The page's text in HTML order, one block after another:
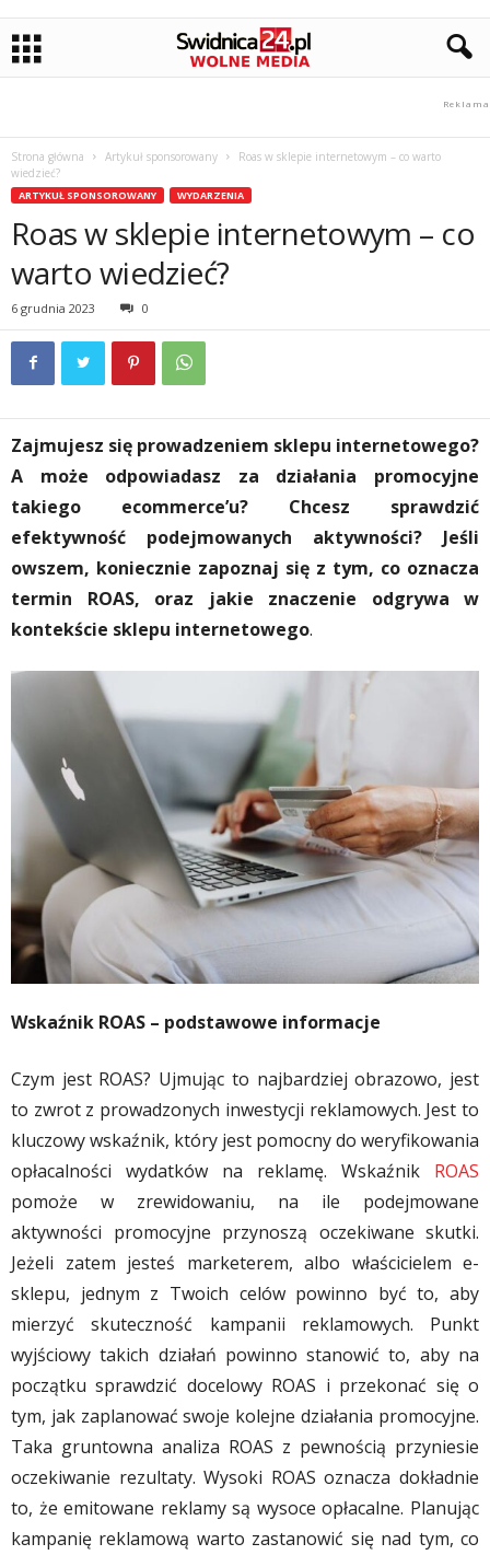
Strona główna Artykuł sponsorowany
Roas w sklepie internetowym – co warto
wiedzieć?
ARTYKUŁ SPONSOROWANY WYDARZENIA
Roas w sklepie internetowym – co
warto wiedzieć?
6 grudnia 2023 0
Zajmujesz się prowadzeniem sklepu internetowego?
A może odpowiadasz za działania promocyjne
takiego ecommerce’u? Chcesz sprawdzić
efektywność podejmowanych aktywności? Jeśli
owszem, koniecznie zapoznaj się z tym, co oznacza
termin ROAS, oraz jakie znaczenie odgrywa w
kontekście sklepu internetowego.
Wskaźnik ROAS – podstawowe informacje
Czym jest ROAS? Ujmując to najbardziej obrazowo, jest
to zwrot z prowadzonych inwestycji reklamowych. Jest to
kluczowy wskaźnik, który jest pomocny do weryfikowania
opłacalności wydatków na reklamę. Wskaźnik ROAS
pomoże w zrewidowaniu, na ile podejmowane
aktywności promocyjne przynoszą oczekiwane skutki.
Jeżeli zatem jesteś marketerem, albo właścicielem e-
sklepu, jednym z Twoich celów powinno być to, aby
mierzyć skuteczność kampanii reklamowych. Punkt
wyjściowy takich działań powinno stanowić to, aby na
początku sprawdzić docelowy ROAS i przekonać się o
tym, jak zaplanować swoje kolejne działania promocyjne.
Taka gruntowna analiza ROAS z pewnością przyniesie
oczekiwanie rezultaty. Wysoki ROAS oznacza dokładnie
to, że emitowane reklamy są wysoce opłacalne. Planując
kampanię reklamową warto zastanowić się nad tym, co